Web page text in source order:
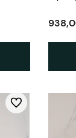
Do ulubionych